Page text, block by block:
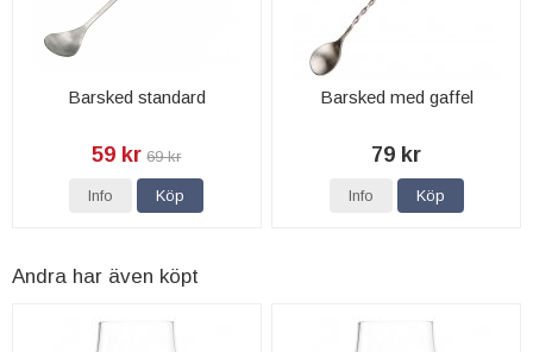
Barsked standard
59 kr 69 kr
Info Köp
Barsked med gaffel
79 kr
Info Köp
Andra har även köpt